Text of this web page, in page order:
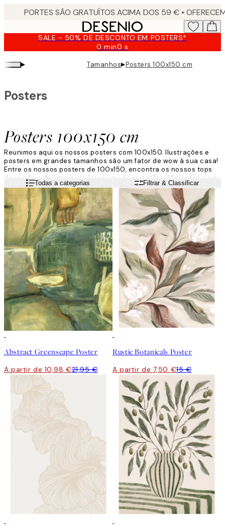
SALE - 50% DE DESCONTO EM POSTERS*
0 min0 s
Válido
até:
2026-
▸ Tamanhos▸Posters 100x150 cm
Posters 100x150 cm
Posters
Reunimos aqui os nossos posters com 100x150. Ilustrações e
posters em grandes tamanhos são um fator de wow à sua casa!
Entre os nossos posters de 100x150, encontra os nossos tops
de venda e designs populares em vários estilos diferentes, com
fotografias e ilustrações de arte. Posters de grande dimensão
são uma moda que veio para ficar!
Leia maisTodas a categorias Filtrar & Classificar
Abstract Greenscape Poster
A partir de 10,98 €21,95 €
Rustic Botanicals Poster
A partir de 7,50 €15 €